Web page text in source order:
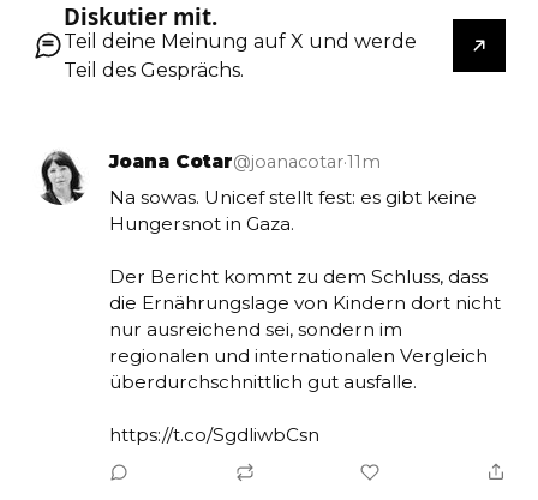
Diskutier mit.
Teil deine Meinung auf X und werde
Teil des Gesprächs.
Joana Cotar@joanacotar·11m
Na sowas. Unicef stellt fest: es gibt keine
Hungersnot in Gaza.
Der Bericht kommt zu dem Schluss, dass
die Ernährungslage von Kindern dort nicht
nur ausreichend sei, sondern im
regionalen und internationalen Vergleich
überdurchschnittlich gut ausfalle.
https://t.co/SgdliwbCsn